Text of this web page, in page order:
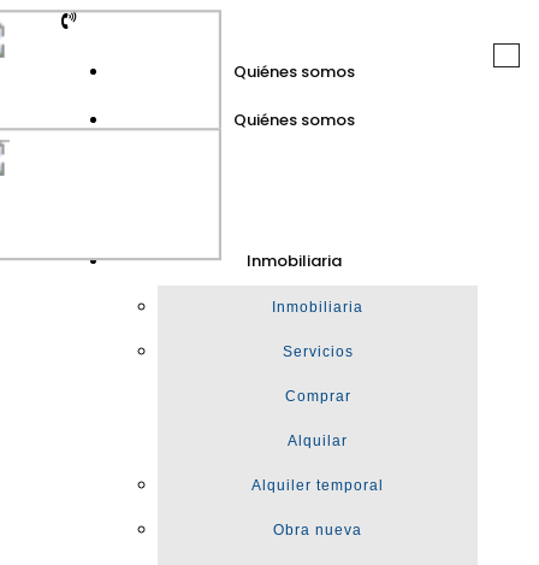
Quiénes somos
Quiénes somos
Inmobiliaria
Inmobiliaria
Servicios
Comprar
Alquilar
Alquiler temporal
Obra nueva